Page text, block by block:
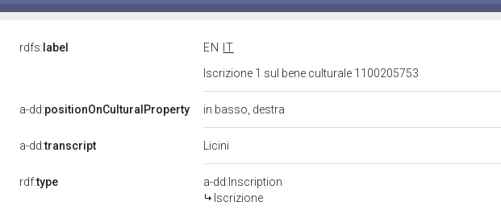
rdfs: label EN
IT
Iscrizione 1 sul bene culturale 1100205753
a-dd:positionOnCulturalProperty in basso, destra
a-dd:transcript Licini
rdf:type
a-dd:Inscription
Iscrizione